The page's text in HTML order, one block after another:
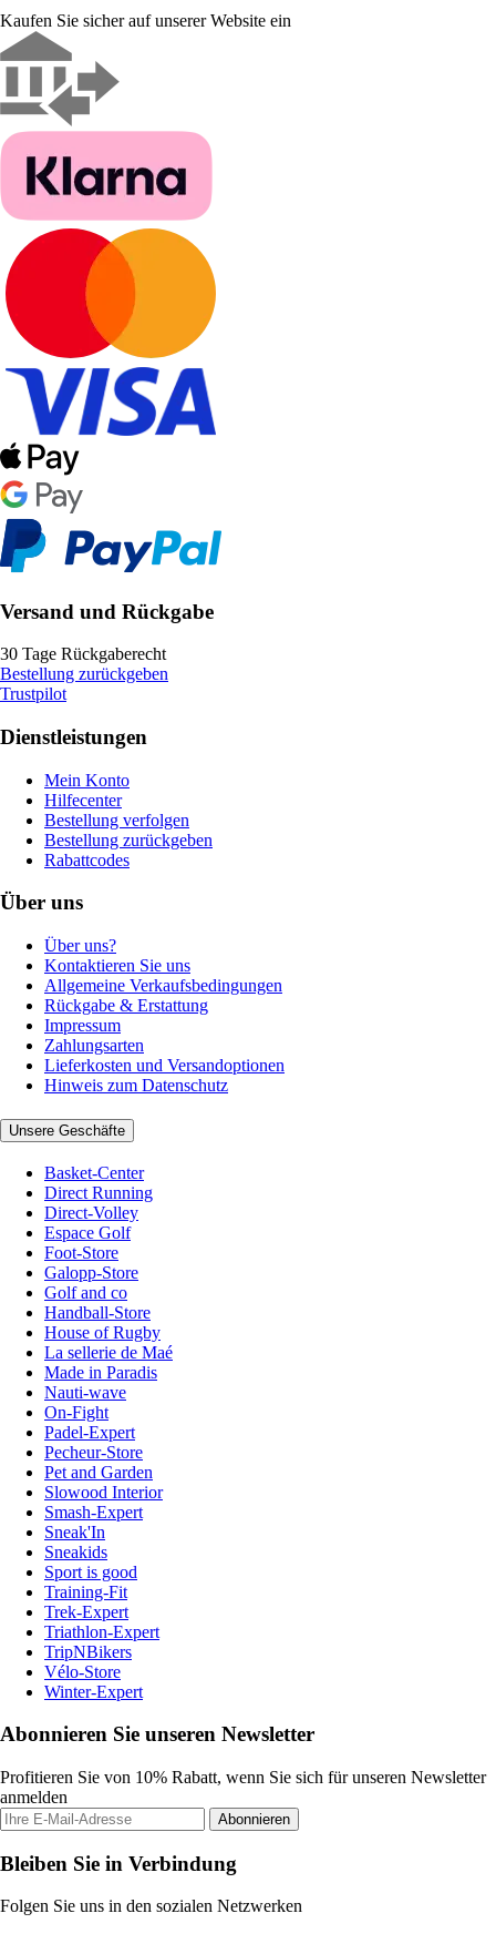
Kaufen Sie sicher auf unserer Website ein
Versand und Rückgabe
30 Tage Rückgaberecht
Bestellung zurückgeben
Trustpilot
Dienstleistungen
Mein Konto
Hilfecenter
Bestellung verfolgen
Bestellung zurückgeben
Rabattcodes
Über uns
Über uns?
Kontaktieren Sie uns
Allgemeine Verkaufsbedingungen
Rückgabe & Erstattung
Impressum
Zahlungsarten
Lieferkosten und Versandoptionen
Hinweis zum Datenschutz
Unsere Geschäfte
Basket-Center
Direct Running
Direct-Volley
Espace Golf
Foot-Store
Galopp-Store
Golf and co
Handball-Store
House of Rugby
La sellerie de Maé
Made in Paradis
Nauti-wave
On-Fight
Padel-Expert
Pecheur-Store
Pet and Garden
Slowood Interior
Smash-Expert
Sneak'In
Sneakids
Sport is good
Training-Fit
Trek-Expert
Triathlon-Expert
TripNBikers
Vélo-Store
Winter-Expert
Abonnieren Sie unseren Newsletter
Profitieren Sie von 10% Rabatt, wenn Sie sich für unseren Newsletter
anmelden
Abonnieren
Bleiben Sie in Verbindung
Folgen Sie uns in den sozialen Netzwerken